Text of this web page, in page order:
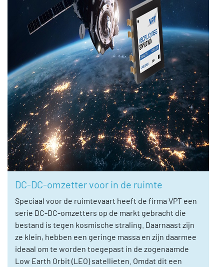
DC-DC-omzetter voor in de ruimte
Speciaal voor de ruimtevaart heeft de firma VPT een
serie DC-DC-omzetters op de markt gebracht die
bestand is tegen kosmische straling. Daarnaast zijn
ze klein, hebben een geringe massa en zijn daarmee
ideaal om te worden toegepast in de zogenaamde
Low Earth Orbit (LEO) satellieten. Omdat dit een